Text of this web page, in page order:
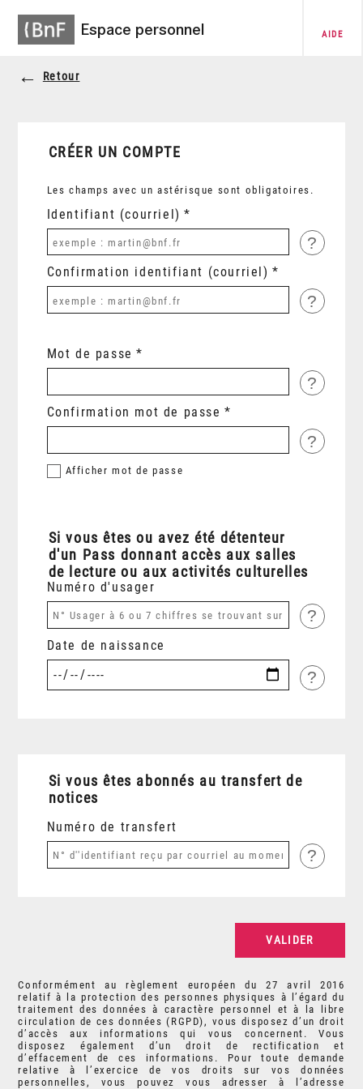
Espace personnel AIDE
Retour
CRÉER UN COMPTE
Les champs avec un astérisque sont obligatoires.
Identifiant (courriel)
?
Confirmation identifiant (courriel)
?
Mot de passe
?
Confirmation mot de passe
?
Afficher mot de passe
Si vous êtes ou avez été détenteur
d'un Pass donnant accès aux salles
de lecture ou aux activités culturelles
Numéro d'usager
?
Date de naissance
?
Si vous êtes abonnés au transfert de
notices
Numéro de transfert
?
Conformément au règlement européen du 27 avril 2016
relatif à la protection des personnes physiques à l’égard du
traitement des données à caractère personnel et à la libre
circulation de ces données (RGPD), vous disposez d’un droit
d’accès aux informations qui vous concernent. Vous
disposez également d’un droit de rectification et
d’effacement de ces informations. Pour toute demande
relative à l’exercice de vos droits sur vos données
personnelles, vous pouvez vous adresser à l’adresse